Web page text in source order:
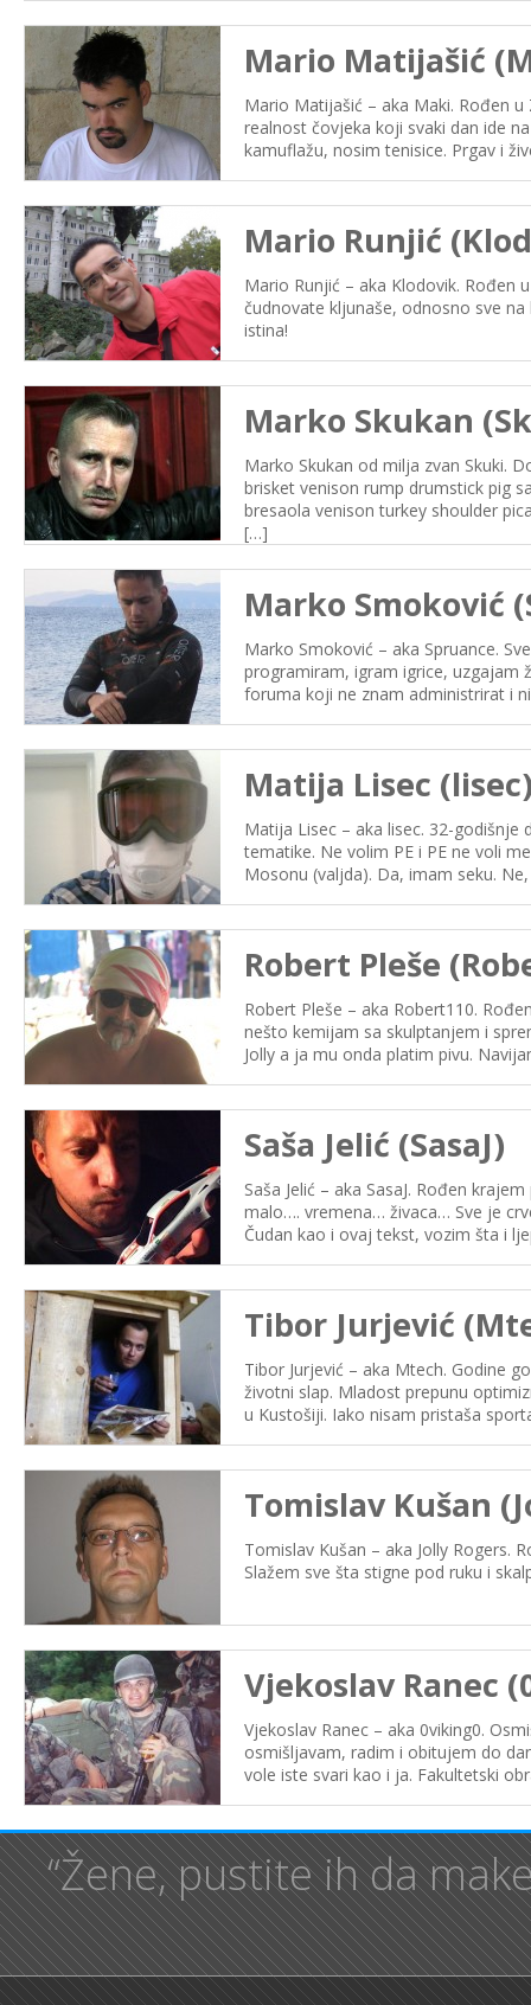
Mario Matijašić
Mario Matijašić – aka Maki. Rođen
realnost čovjeka koji svaki dan ide
kamuflažu, nosim tenisice. Prgav i
Mario Runjić
Mario Runjić – aka Klodovik. Rođen
čudnovate kljunaše, odnosno sve
istina!
Marko Skukan
Marko Skukan od milja zvan Skuki.
brisket venison rump drumstick pig
bresaola venison turkey shoulder
[…]
Marko Smoković
Marko Smoković – aka Spruance.
programiram, igram igrice, uzgajam
foruma koji ne znam administrirat i
Matija Lisec
Matija Lisec – aka lisec. 32-
tematike. Ne volim PE i PE ne voli
Mosonu (valjda). Da, imam seku.
Robert Pleše
Robert Pleše – aka Robert110.
nešto kemijam sa skulptanjem i
Jolly a ja mu onda platim pivu.
Saša Jelić (SasaJ)
Saša Jelić – aka SasaJ. Rođen
malo…. vremena… živaca… Sve je
Čudan kao i ovaj tekst, vozim šta i
Tibor Jurjević
Tibor Jurjević – aka Mtech. Godine
životni slap. Mladost prepunu
u Kustošiji. Iako nisam pristaša
Tomislav Kušan
Tomislav Kušan – aka Jolly Rogers.
Slažem sve šta stigne pod ruku i
Vjekoslav Ranec
Vjekoslav Ranec – aka 0viking0.
osmišljavam, radim i obitujem do
vole iste svari kao i ja. Fakultetski
“Žene, pustite ih da